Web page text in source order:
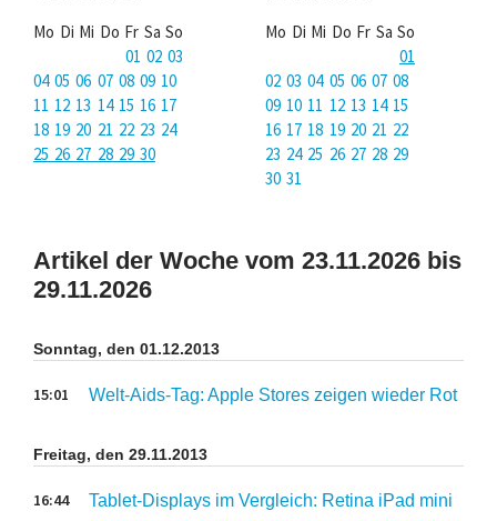
Mo Di Mi Do Fr Sa So
01 02 03
04 05 06 07 08 09 10
11 12 13 14 15 16 17
18 19 20 21 22 23 24
25 26 27 28 29 30
Mo Di Mi Do Fr Sa So
01
02 03 04 05 06 07 08
09 10 11 12 13 14 15
16 17 18 19 20 21 22
23 24 25 26 27 28 29
30 31
Artikel der Woche vom 23.11.2026 bis
29.11.2026
Sonntag, den 01.12.2013
Welt-Aids-Tag: Apple Stores zeigen wieder Rot
15:01
Freitag, den 29.11.2013
Tablet-Displays im Vergleich: Retina iPad mini
16:44